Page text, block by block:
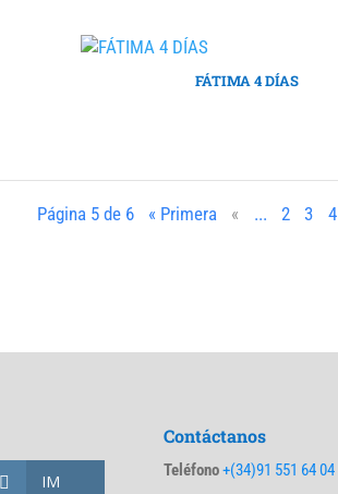
FÁTIMA 4 DÍAS
Página 5 de 6 « Primera « ... 2 3 4
IM
Contáctanos
Teléfono+(34)91 551 64 04